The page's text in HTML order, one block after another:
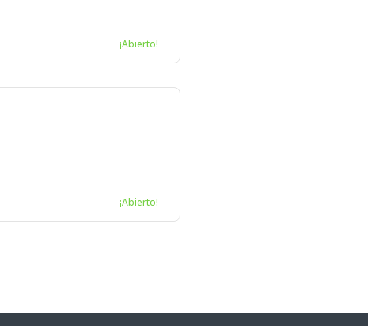
¡Abierto!
¡Abierto!